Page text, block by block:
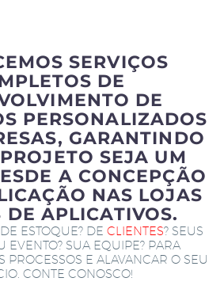
SERVIÇOS
DE
DE
PERSONALIZADOS
GARANTINDO
SEJA UM
A CONCEPÇÃO
NAS LOJAS
DE APLICATIVOS.
ESTOQUE? DE CLIENTES? SEUS
EVENTO? SUA EQUIPE? PARA
PROCESSOS E ALAVANCAR O SEU
CONTE CONOSCO!